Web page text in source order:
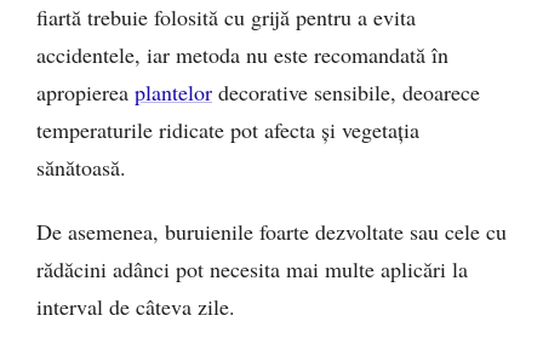
fiartă trebuie folosită cu grijă pentru a evita
accidentele, iar metoda nu este recomandată în
apropierea plantelor decorative sensibile, deoarece
temperaturile ridicate pot afecta și vegetația
sănătoasă.
De asemenea, buruienile foarte dezvoltate sau cele cu
rădăcini adânci pot necesita mai multe aplicări la
interval de câteva zile.